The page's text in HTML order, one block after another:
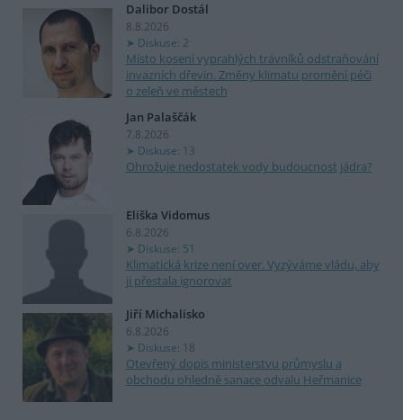
Dalibor Dostál
8.8.2026
Diskuse: 2
Místo kosení vyprahlých trávníků odstraňování
invazních dřevin. Změny klimatu promění péči
o zeleň ve městech
Jan Palaščák
7.8.2026
Diskuse: 13
Ohrožuje nedostatek vody budoucnost jádra?
Eliška Vidomus
6.8.2026
Diskuse: 51
Klimatická krize není over. Vyzýváme vládu, aby
ji přestala ignorovat
Jiří Michalisko
6.8.2026
Diskuse: 18
Otevřený dopis ministerstvu průmyslu a
obchodu ohledně sanace odvalu Heřmanice